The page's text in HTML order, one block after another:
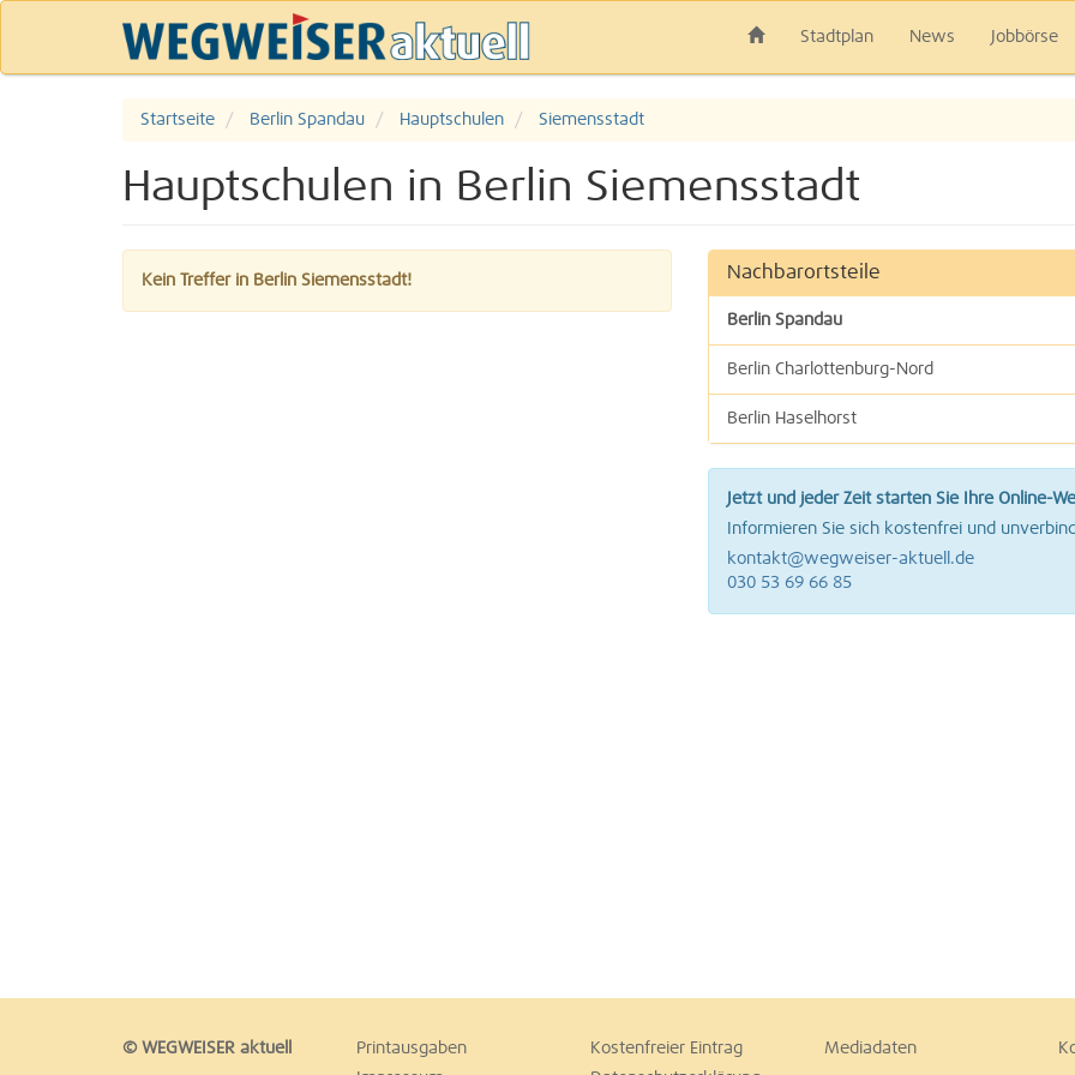
Stadtplan News Jobbörse
Startseite Berlin Spandau Hauptschulen Siemensstadt
Hauptschulen in Berlin Siemensstadt
Kein Treffer in Berlin Siemensstadt! Nachbarortsteile
Berlin Spandau
Berlin Charlottenburg-Nord
Berlin Haselhorst
Berlin Tegel
Berlin Westend
Jetzt und jeder Zeit starten Sie Ihre Online-
Informieren Sie sich kostenfrei und
kontakt@wegweiser-aktuell.de
030 53 69 66 85
© WEGWEISER aktuell Printausgaben Kostenfreier Eintrag Mediadaten